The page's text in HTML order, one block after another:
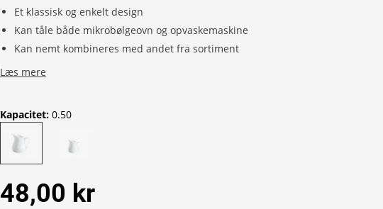
Et klassisk og enkelt design
Kan tåle både mikrobølgeovn og opvaskemaskine
Kan nemt kombineres med andet fra sortiment
Læs mere
Kapacitet: 0.50
48,00 kr